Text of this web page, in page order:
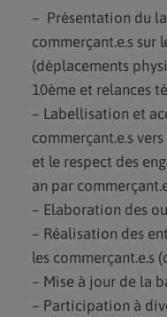
– Présentation du
commerçant.e.s sur
(déplacements
10ème et relances
– Labellisation et
commerçant.e.s
et le respect des
an par
– Elaboration des
– Réalisation des
les commerçant.e.s
– Mise à jour de la
– Participation à